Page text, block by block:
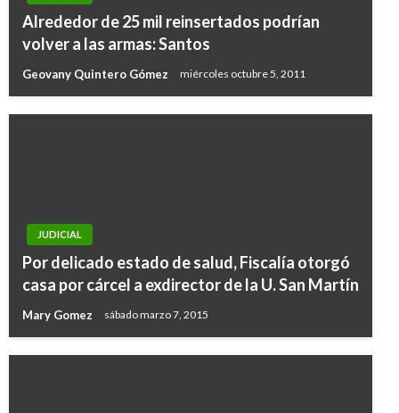
Alrededor de 25 mil reinsertados podrían
volver a las armas: Santos
Geovany Quintero Gómez miércoles octubre 5, 2011
JUDICIAL
Por delicado estado de salud, Fiscalía otorgó
casa por cárcel a exdirector de la U. San Martín
Mary Gomez sábado marzo 7, 2015